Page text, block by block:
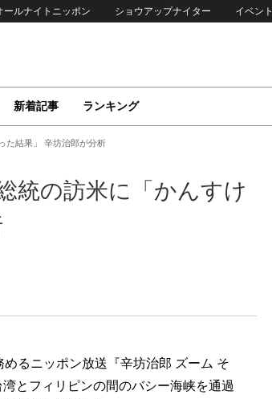
ールナイトニッポン ショウアップナイター イベント
新着記事 ランキング
た結果」 辛坊治郎が分析
統の訪米に「かんすけ
るニッポン放送『辛坊治郎 ズーム そ
とフィリピンの間のバシー海峡を通過